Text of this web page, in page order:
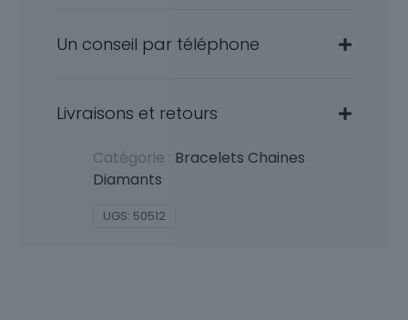
Un conseil par téléphone
Livraisons et retours
Catégorie : Bracelets Chaines
Diamants
UGS: 50512